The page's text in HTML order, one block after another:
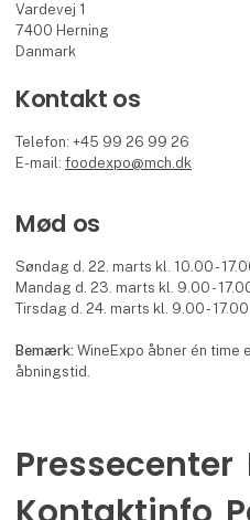
Vardevej 1
7400 Herning
Danmark
Kontakt os
Telefon: +45 99 26 99 26
E-mail:foodexpo@mch.dk
Mød os
Søndag d. 22. marts kl. 10.00 -
Mandag d. 23. marts kl. 9.00 -
Tirsdag d. 24. marts kl. 9.00 - 17.00
Bemærk:WineExpo åbner én
åbningstid.
Pressecenter